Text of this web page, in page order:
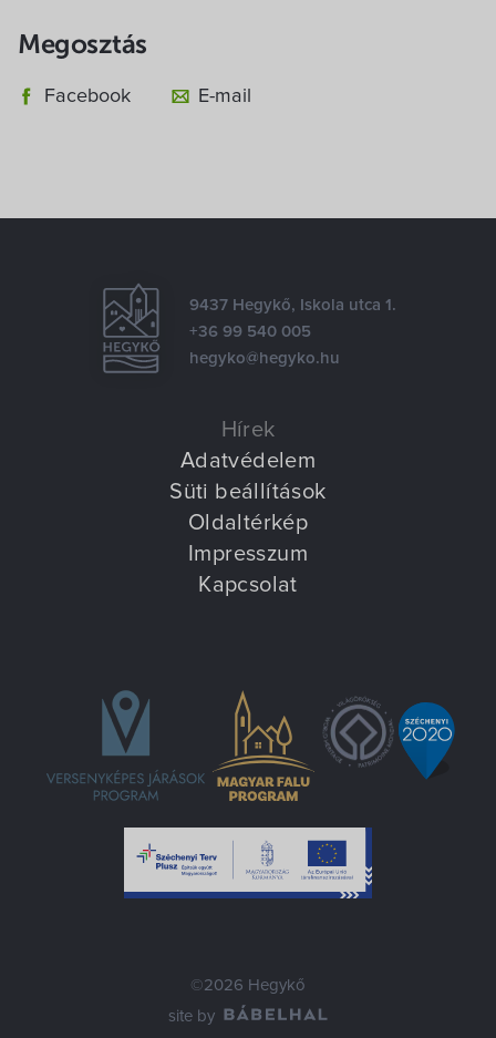
Megosztás
Facebook E-mail
9437 Hegykő, Iskola utca 1.
+36 99 540 005
hegyko@hegyko.hu
Hírek
Adatvédelem
Süti beállítások
Oldaltérkép
Impresszum
Kapcsolat
©2026 Hegykő
site by